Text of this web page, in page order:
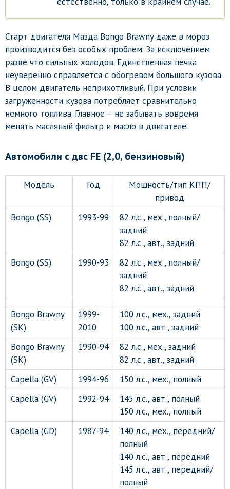
Старт двигателя Мазда Bongo Brawny даже в мороз
производится без особых проблем. За исключением
разве что сильных холодов. Единственная печка
неуверенно справляется с обогревом большого кузова.
В целом двигатель неприхотливый. При условии
загруженности кузова потребляет сравнительно
немного топлива. Главное – не забывать вовремя
менять масляный фильтр и масло в двигателе.
Автомобили c двс FE (2,0, бензиновый)
Модель Год
Мощность/тип КПП/
привод
Bongo (SS)
1993-99
82 л.с., мех., полный/
задний
82 л.с., авт., задний
Bongo (SS)
1990-93
82 л.с., мех., полный/
задний
82 л.с., авт., задний
Bongo Brawny
(SK)
1999-
2010
100 л.с., мех., задний
100 л.с., авт., задний
Bongo Brawny
(SK)
1990-94
82 л.с., мех., задний
82 л.с., авт., задний
Capella (GV)
1994-96
150 л.с., мех., полный
Capella (GV)
1992-94
145 л.с., авт., полный
150 л.с., мех., полный
Capella (GD)
1987-94
140 л.с., мех., передний/
полный
140 л.с., авт., передний
145 л.с., авт., передний/
полный